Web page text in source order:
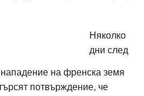
Няколко
дни след
на френска земя
потвърждение, че